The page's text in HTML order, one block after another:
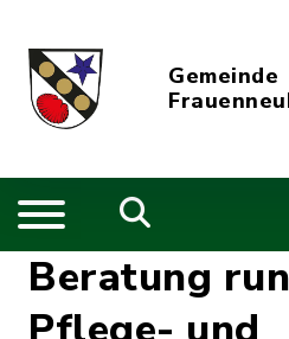
Gemeinde
Beratung